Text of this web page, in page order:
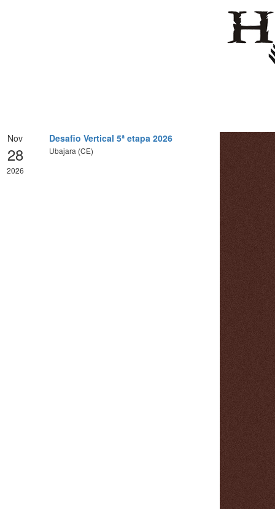
Nov
28
2026
Desafio Vertical 5ª etapa 2026
Ubajara (CE)